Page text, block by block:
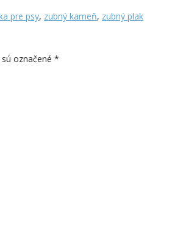
pre psy, zubný kameň, zubný plak
označené *